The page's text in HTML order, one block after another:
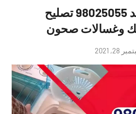
فني غسالات كبد 98025055 تصليح
وغسالات صحون
28, 2021
توجد
تعليقات